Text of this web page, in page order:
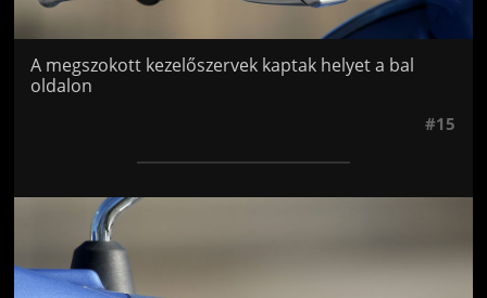
A megszokott kezelőszervek kaptak helyet a bal
oldalon
#15